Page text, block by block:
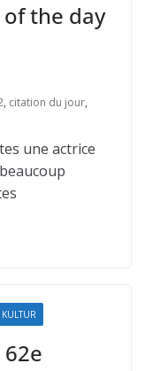
the day
, citation du jour,
une actrice